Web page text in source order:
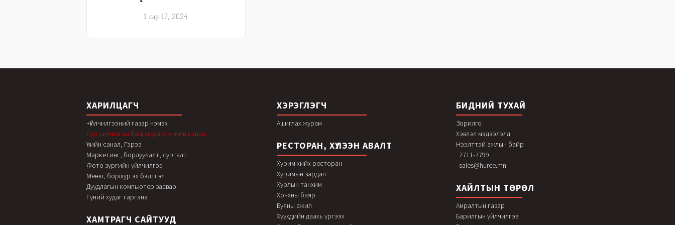
1 сар 17, 2024
ХАРИЛЦАГЧ
+Үйлчилгээний газар нэмэх
Сурталчилгаа байршуулах үнийн санал
Үнийн санал, Гэрээ
Маркетинг, борлуулалт, сургалт
Фото зургийн үйлчилгээ
Меню, боршур эх бэлтгэл
Дуудлагын компьютер засвар
Гүний худаг гаргана
ХАМТРАГЧ САЙТУУД
ХЭРЭГЛЭГЧ
Ашиглах журам
РЕСТОРАН, ХҮЛЭЭН АВАЛТ
Хурим хийх ресторан
Хуримын зардал
Хурлын танхим
Хонхны баяр
Буяны ажил
Хүүхдийн даахь үргээх
БИДНИЙ ТУХАЙ
Зорилго
Хэвлэл мэдээлэлд
Нээлттэй ажлын байр
7711-7799
sales@huree.mn
ХАЙЛТЫН ТӨРӨЛ
Амралтын газар
Барилгын үйлчилгээ